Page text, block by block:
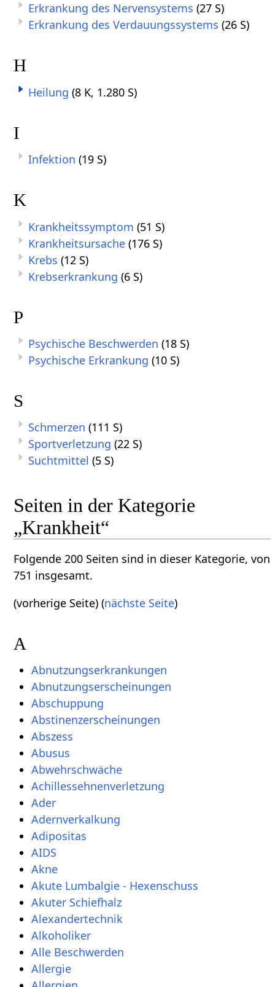
Erkrankung des Nervensystems (27 S)
Erkrankung des Verdauungssystems (26 S)
H
Heilung (8 K, 1.280 S)
I
Infektion (19 S)
K
Krankheitssymptom (51 S)
Krankheitsursache (176 S)
Krebs (12 S)
Krebserkrankung (6 S)
P
Psychische Beschwerden (18 S)
Psychische Erkrankung (10 S)
S
Schmerzen (111 S)
Sportverletzung (22 S)
Suchtmittel (5 S)
Seiten in der Kategorie
„Krankheit“
Folgende 200 Seiten sind in dieser Kategorie, von
751 insgesamt.
(vorherige Seite) (nächste Seite)
A
Abnutzungserkrankungen
Abnutzungserscheinungen
Abschuppung
Abstinenzerscheinungen
Abszess
Abusus
Abwehrschwäche
Achillessehnenverletzung
Ader
Adernverkalkung
Adipositas
AIDS
Akne
Akute Lumbalgie - Hexenschuss
Akuter Schiefhalz
Alexandertechnik
Alkoholiker
Alle Beschwerden
Allergie